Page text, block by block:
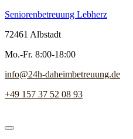
Seniorenbetreuung Lebherz
72461 Albstadt
Mo.-Fr. 8:00-18:00
info@24h-daheimbetreuung.de
+49 157 37 52 08 93